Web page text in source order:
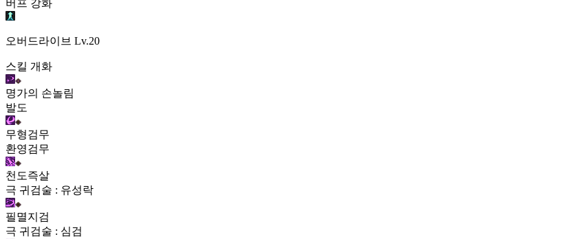
버프 강화
오버드라이브 Lv.20
스킬 개화
명가의 손놀림
발도
무형검무
환영검무
천도즉살
극 귀검술 : 유성락
필멸지검
극 귀검술 : 심검